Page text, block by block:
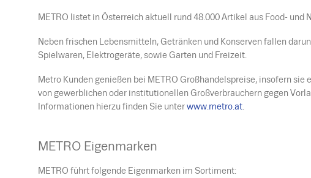
METRO listet in Österreich aktuell rund 48.000 Artikel aus Food- und
Neben frischen Lebensmitteln, Getränken und Konserven fallen
Spielwaren, Elektrogeräte, sowie Garten und Freizeit.
Metro Kunden genießen bei METRO Großhandelspreise, insofern
von gewerblichen oder institutionellen Großverbrauchern gegen
Informationen hierzu finden Sie unterwww.metro.at
METRO Eigenmarken
METRO führt folgende Eigenmarken im Sortiment: